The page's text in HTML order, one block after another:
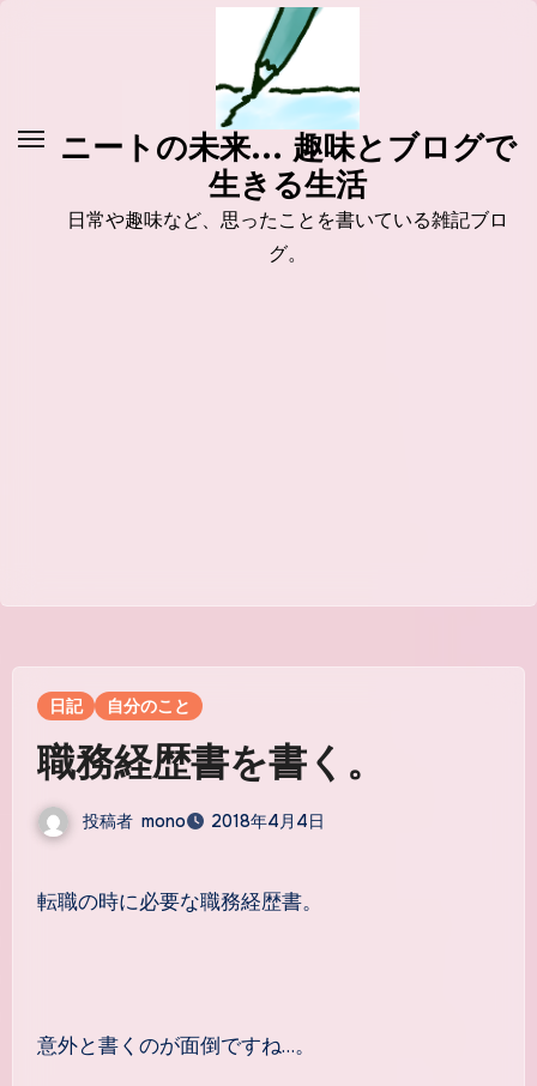
ニートの未来... 趣味とブログで
生きる生活
日常や趣味など、思ったことを書いている雑記ブロ
グ。
日記 自分のこと
職務経歴書を書く。
投稿者 mono 2018年4月4日
転職の時に必要な職務経歴書。
意外と書くのが面倒ですね…。